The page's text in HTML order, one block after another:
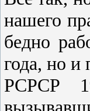
нашего
бедно
года, но и
РСРСР